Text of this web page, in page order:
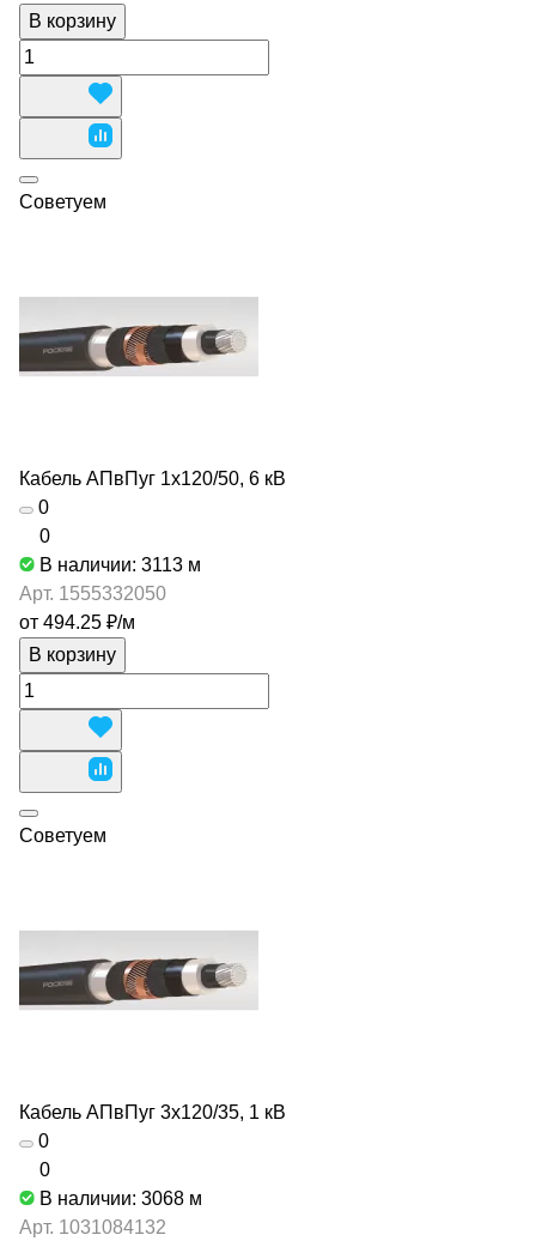
В корзину
Советуем
Кабель АПвПуг 1х120/50, 6 кВ
0
0
В наличии: 3113 м
Арт. 1555332050
от 494.25 ₽/м
В корзину
Советуем
Кабель АПвПуг 3х120/35, 1 кВ
0
0
В наличии: 3068 м
Арт. 1031084132